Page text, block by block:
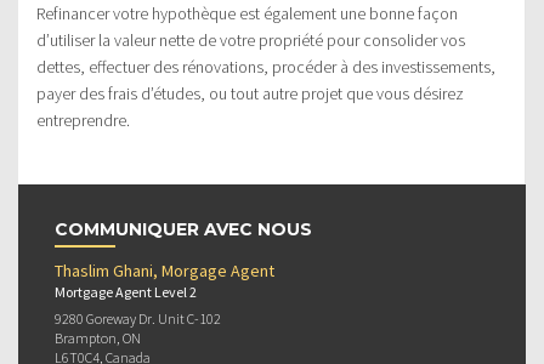
Refinancer votre hypothèque est également une bonne façon
d’utiliser la valeur nette de votre propriété pour consolider vos
dettes, effectuer des rénovations, procéder à des investissements,
payer des frais d’études, ou tout autre projet que vous désirez
entreprendre.
COMMUNIQUER AVEC NOUS
Thaslim Ghani, Morgage Agent
Mortgage Agent Level 2
9280 Goreway Dr. Unit C-102
Brampton, ON
L6T0C4, Canada